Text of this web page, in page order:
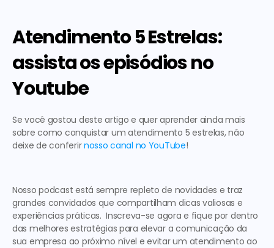
Atendimento 5 Estrelas:
assista os episódios no
Youtube
Se você gostou deste artigo e quer aprender ainda mais
sobre como conquistar um atendimento 5 estrelas, não
deixe de conferir nosso canal no YouTube!
Nosso podcast está sempre repleto de novidades e traz
grandes convidados que compartilham dicas valiosas e
experiências práticas.  Inscreva-se agora e fique por dentro
das melhores estratégias para elevar a comunicação da
sua empresa ao próximo nível e evitar um atendimento ao